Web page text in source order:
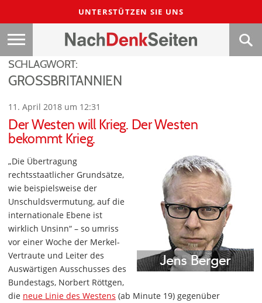
UNTERSTÜTZEN SIE UNS
SCHLAGWORT:
GROSSBRITANNIEN
11. April 2018 um 12:31
Der Westen will Krieg. Der Westen
bekommt Krieg.
„Die Übertragung
rechtsstaatlicher Grundsätze,
wie beispielsweise der
Unschuldsvermutung, auf die
internationale Ebene ist
wirklich Unsinn“ – so umriss
vor einer Woche der Merkel-
Vertraute und Leiter des
Auswärtigen Ausschusses des
Bundestags, Norbert Röttgen,
die neue Linie des Westens (ab Minute 19) gegenüber